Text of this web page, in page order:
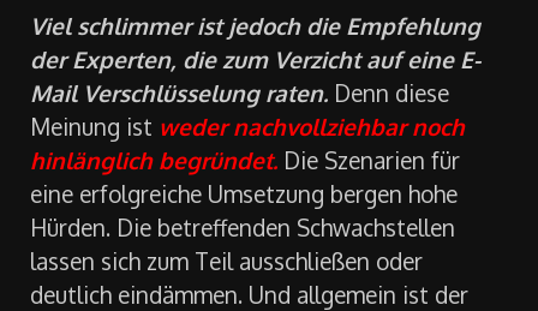
Viel schlimmer ist jedoch die Empfehlung
der Experten, die zum Verzicht auf eine E-
Mail Verschlüsselung raten. Denn diese
Meinung ist weder nachvollziehbar noch
hinlänglich begründet. Die Szenarien für
eine erfolgreiche Umsetzung bergen hohe
Hürden. Die betreffenden Schwachstellen
lassen sich zum Teil ausschließen oder
deutlich eindämmen. Und allgemein ist der